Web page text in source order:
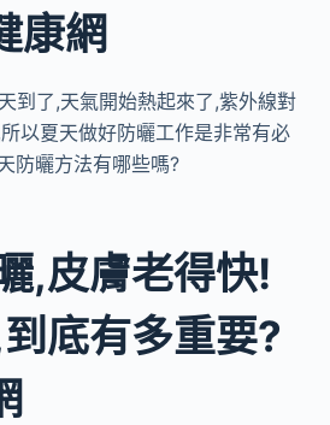
康網
到了,天氣開始熱起來了,紫外線對
以夏天做好防曬工作是非常有必
防曬方法有哪些嗎?
,皮膚老得快!
底有多重要?